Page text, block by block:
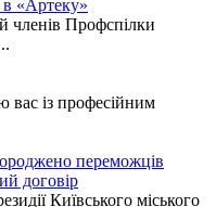
в «Артеку»
членів Профспілки
вас із професійним
переможців
договір
Київського міського